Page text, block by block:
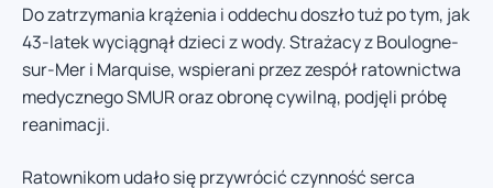
Do zatrzymania krążenia i oddechu doszło tuż po tym, jak
43-latek wyciągnął dzieci z wody. Strażacy z Boulogne-
sur-Mer i Marquise, wspierani przez zespół ratownictwa
medycznego SMUR oraz obronę cywilną, podjęli próbę
reanimacji.
Ratownikom udało się przywrócić czynność serca